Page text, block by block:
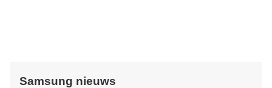
Samsung nieuws